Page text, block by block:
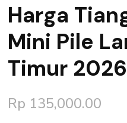
Harga
Mini Pile
Timur 2026
Rp 135,000.00